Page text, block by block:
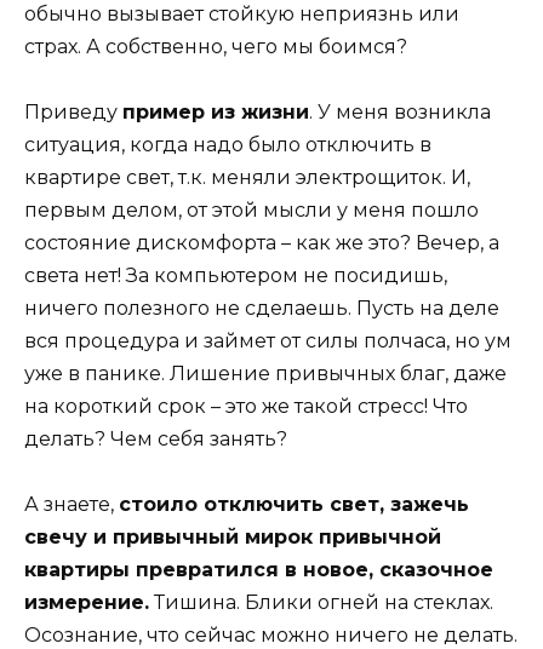
обычно вызывает стойкую неприязнь или
страх. А собственно, чего мы боимся?
Приведу пример из жизни. У меня возникла
ситуация, когда надо было отключить в
квартире свет, т.к. меняли электрощиток. И,
первым делом, от этой мысли у меня пошло
состояние дискомфорта – как же это? Вечер, а
света нет! За компьютером не посидишь,
ничего полезного не сделаешь. Пусть на деле
вся процедура и займет от силы полчаса, но ум
уже в панике. Лишение привычных благ, даже
на короткий срок – это же такой стресс! Что
делать? Чем себя занять?
А знаете, стоило отключить свет, зажечь
свечу и привычный мирок привычной
квартиры превратился в новое, сказочное
измерение.Тишина. Блики огней на стеклах.
Осознание, что сейчас можно ничего не делать.